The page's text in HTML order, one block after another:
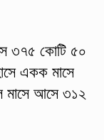
৩৭৫ কোটি ৫০
একক মাসে
মাসে আসে ৩১২